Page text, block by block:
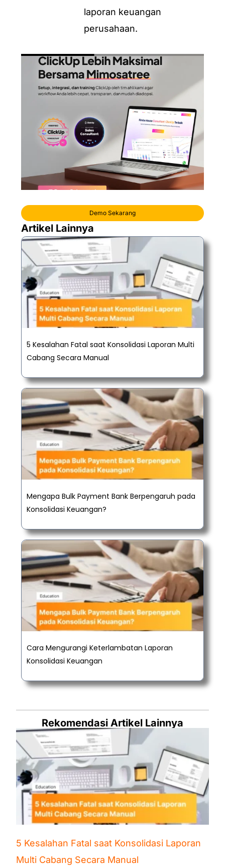
laporan keuangan
perusahaan.
Demo Sekarang
Artikel Lainnya
5 Kesalahan Fatal saat Konsolidasi Laporan Multi
Cabang Secara Manual
Mengapa Bulk Payment Bank Berpengaruh pada
Konsolidasi Keuangan?
Cara Mengurangi Keterlambatan Laporan
Konsolidasi Keuangan
Rekomendasi Artikel Lainnya
5 Kesalahan Fatal saat Konsolidasi Laporan
Multi Cabang Secara Manual